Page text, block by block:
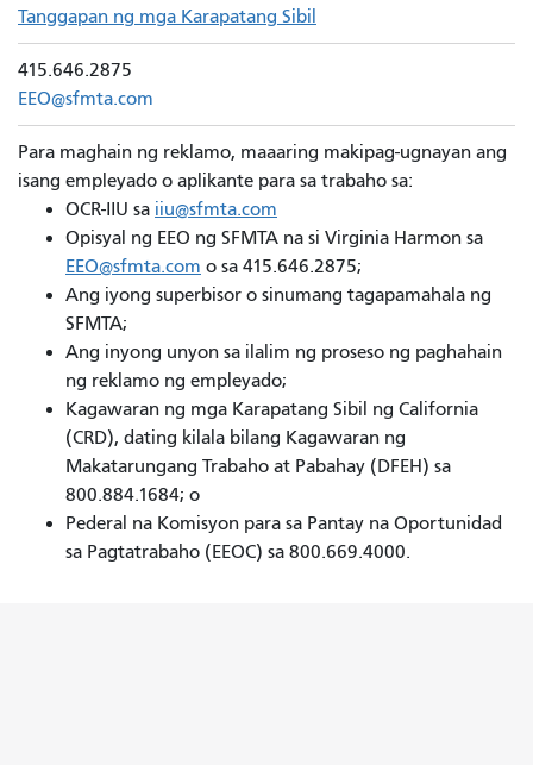
Tanggapan ng mga Karapatang Sibil
415.646.2875
EEO@sfmta.com
Para maghain ng reklamo, maaaring makipag-ugnayan ang
isang empleyado o aplikante para sa trabaho sa:
OCR-IIU sa iiu@sfmta.com
Opisyal ng EEO ng SFMTA na si Virginia Harmon sa
EEO@sfmta.com o sa 415.646.2875;
Ang iyong superbisor o sinumang tagapamahala ng
SFMTA;
Ang inyong unyon sa ilalim ng proseso ng paghahain
ng reklamo ng empleyado;
Kagawaran ng mga Karapatang Sibil ng California
(CRD), dating kilala bilang Kagawaran ng
Makatarungang Trabaho at Pabahay (DFEH) sa
800.884.1684; o
Pederal na Komisyon para sa Pantay na Oportunidad
sa Pagtatrabaho (EEOC) sa 800.669.4000.